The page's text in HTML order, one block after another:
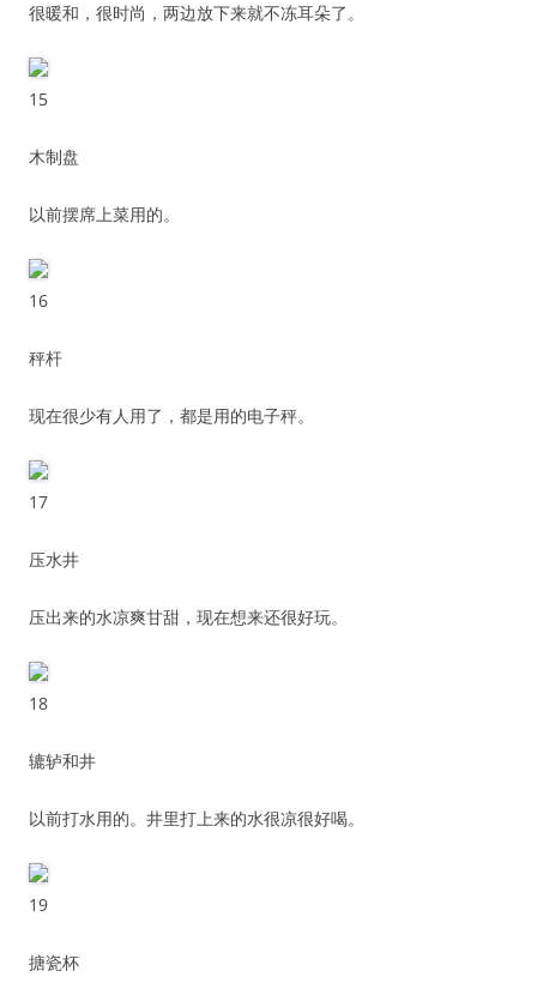
很暖和，很时尚，两边放下来就不冻耳朵了。
15
木制盘
以前摆席上菜用的。
16
秤杆
现在很少有人用了，都是用的电子秤。
17
压水井
压出来的水凉爽甘甜，现在想来还很好玩。
18
辘轳和井
以前打水用的。井里打上来的水很凉很好喝。
19
搪瓷杯